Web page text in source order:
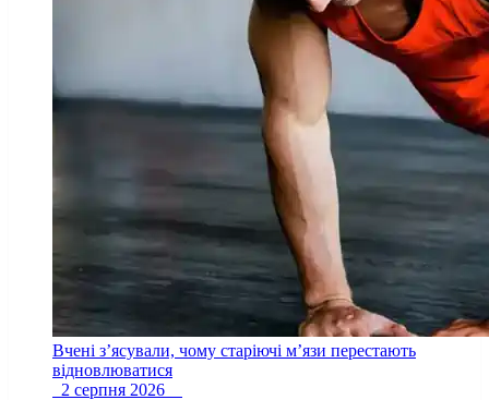
Вчені з’ясували, чому старіючі м’язи перестають
відновлюватися
2 серпня 2026